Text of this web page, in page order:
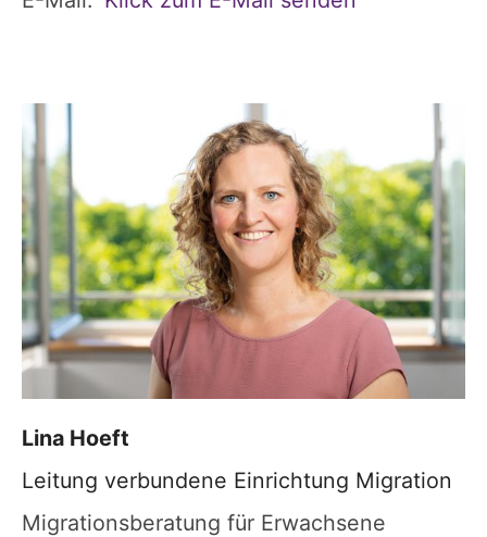
Lina Hoeft
Leitung verbundene Einrichtung Migration
Migrationsberatung für Erwachsene